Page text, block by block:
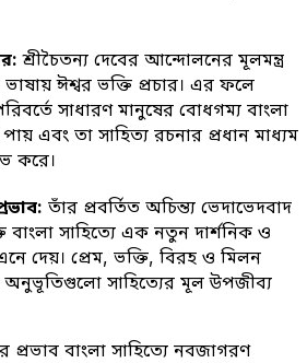
শ্রীচৈতন্য দেবের আন্দোলনের মূলমন্ত্র
ঈশ্বর ভক্তি প্রচার। এর ফলে
সাধারণ মানুষের বোধগম্য বাংলা
পায় এবং তা সাহিত্য রচনার প্রধান মাধ্যম
করে।
তাঁর প্রবর্তিত অচিন্ত্য ভেদাভেদবাদ
সাহিত্যে এক নতুন দার্শনিক ও
দেয়। প্রেম, ভক্তি, বিরহ ও মিলন
অনুভূতিগুলো সাহিত্যের মূল উপজীব্য
প্রভাব বাংলা সাহিত্যে নবজাগরণ